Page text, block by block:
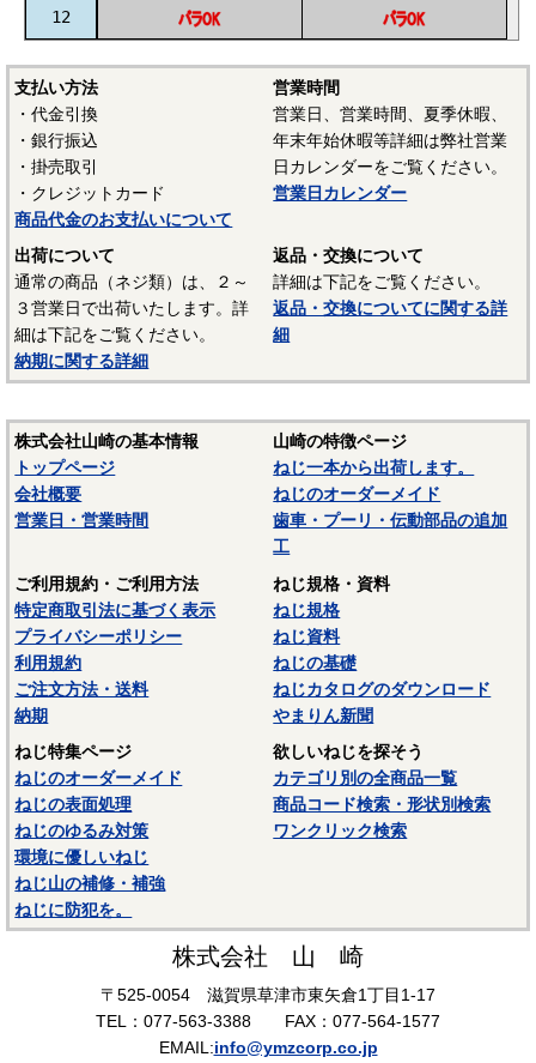
12
支払い方法
・代金引換
・銀行振込
・掛売取引
・クレジットカード
商品代金のお支払いについて
営業時間
営業日、営業時間、夏季休暇、
年末年始休暇等詳細は弊社営業
日カレンダーをご覧ください。
営業日カレンダー
出荷について
通常の商品（ネジ類）は、２～
３営業日で出荷いたします。詳
細は下記をご覧ください。
納期に関する詳細
返品・交換について
詳細は下記をご覧ください。
返品・交換についてに関する詳
細
株式会社山崎の基本情報
トップページ
会社概要
営業日・営業時間
山崎の特徴ページ
ねじ一本から出荷します。
ねじのオーダーメイド
歯車・プーリ・伝動部品の追加
工
ご利用規約・ご利用方法
特定商取引法に基づく表示
プライバシーポリシー
利用規約
ご注文方法・送料
納期
ねじ規格・資料
ねじ規格
ねじ資料
ねじの基礎
ねじカタログのダウンロード
やまりん新聞
ねじ特集ページ
ねじのオーダーメイド
ねじの表面処理
ねじのゆるみ対策
環境に優しいねじ
ねじ山の補修・補強
ねじに防犯を。
欲しいねじを探そう
カテゴリ別の全商品一覧
商品コード検索・形状別検索
ワンクリック検索
株式会社 山 崎
〒525-0054 滋賀県草津市東矢倉1丁目1-17
TEL：077-563-3388 FAX：077-564-1577
EMAIL:info@ymzcorp.co.jp